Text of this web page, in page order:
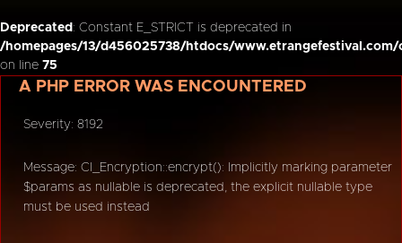
Deprecated : Constant E_STRICT is deprecated in
/homepages/13/d456025738/htdocs/
on line 75
A PHP ERROR WAS ENCOUNTERED
Severity: 8192
Message: CI_Encryption::encrypt(): Implicitly marking parameter
$params as nullable is deprecated, the explicit nullable type
must be used instead